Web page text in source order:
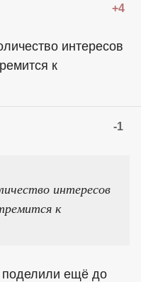
+4
интересов
к
-1
интересов
к
поделили ещё до